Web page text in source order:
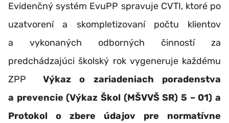
Evidenčný systém EvuPP spravuje CVTI, ktoré po
uzatvorení a skompletizovaní počtu klientov
a vykonaných odborných činností za
predchádzajúci školský rok vygeneruje každému
ZPP Výkaz o zariadeniach poradenstva
a prevencie (Výkaz Škol (MŠVVŠ SR) 5 – 01) a
Protokol o zbere údajov pre normatívne